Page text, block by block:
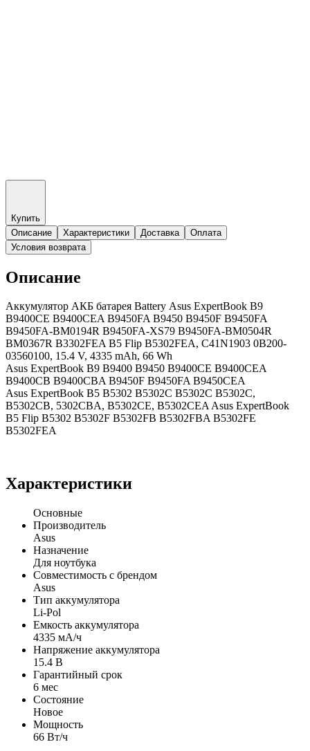
Купить
Описание
Характеристики Доставка
Оплата
Условия возврата
Описание
Аккумулятор АКБ батарея Battery Asus ExpertBook B9
B9400CE B9400CEA B9450FA B9450 B9450F B9450FA
B9450FA-BM0194R B9450FA-XS79 B9450FA-BM0504R
BM0367R B3302FEA B5 Flip B5302FEA, C41N1903 0B200-
03560100, 15.4 V, 4335 mAh, 66 Wh
Asus ExpertBook B9 B9400 B9450 B9400CE B9400CEA
B9400CB B9400CBA B9450F B9450FA B9450CEA
Asus ExpertBook B5 B5302 B5302C B5302C B5302C,
B5302CB, 5302CBA, B5302CE, B5302CEA Asus ExpertBook
B5 Flip B5302 B5302F B5302FB B5302FBA B5302FE
B5302FEA
Характеристики
Основные
Производитель
Asus
Назначение
Для ноутбука
Совместимость с брендом
Asus
Тип аккумулятора
Li-Pol
Емкость аккумулятора
4335 мА/ч
Напряжение аккумулятора
15.4 В
Гарантийный срок
6 мес
Состояние
Новое
Мощность
66 Вт/ч